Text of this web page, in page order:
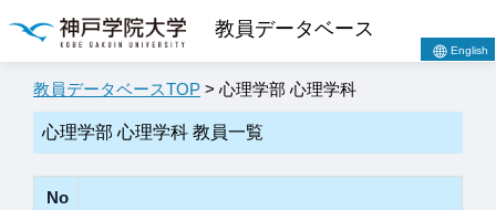
教員データベース
English
教員データベースTOP > 心理学部 心理学科
心理学部 心理学科 教員一覧
No